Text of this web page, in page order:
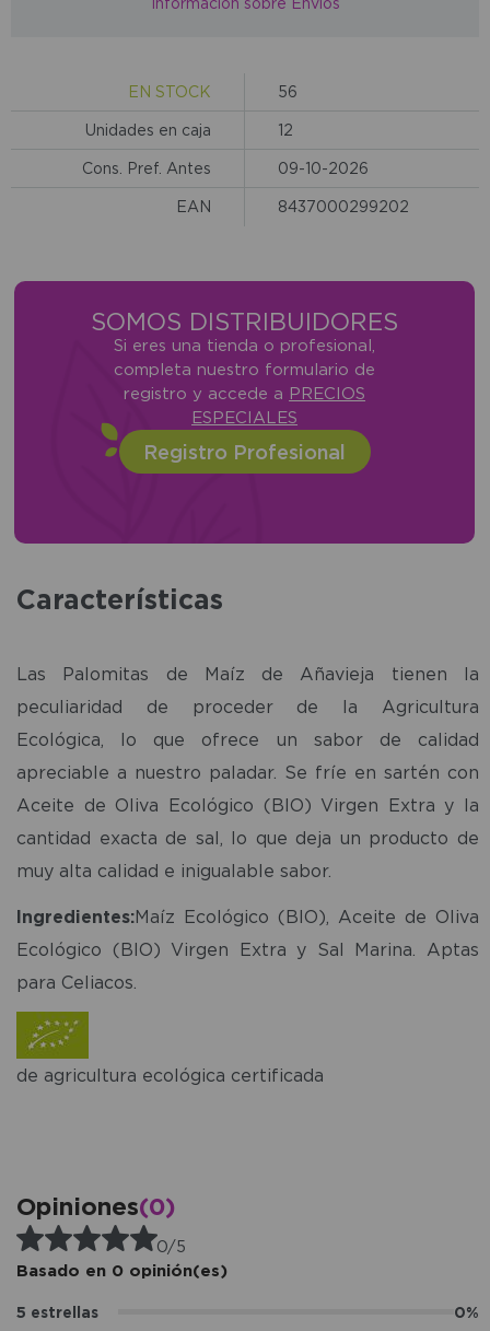
EN STOCK 56
Unidades en caja 12
Cons. Pref. Antes 09-10-2026
EAN 8437000299202
SOMOS DISTRIBUIDORES
Si eres una tienda o profesional,
completa nuestro formulario de
registro y accede a PRECIOS
ESPECIALES
Registro Profesional
Características
Las Palomitas de Maíz de Añavieja tienen la
peculiaridad de proceder de la Agricultura
Ecológica, lo que ofrece un sabor de calidad
apreciable a nuestro paladar. Se fríe en sartén con
Aceite de Oliva Ecológico (BIO) Virgen Extra y la
cantidad exacta de sal, lo que deja un producto de
muy alta calidad e inigualable sabor.
Ingredientes:Maíz Ecológico (BIO), Aceite de Oliva
Ecológico (BIO) Virgen Extra y Sal Marina. Aptas
para Celiacos.
de agricultura ecológica certificada
Opiniones(0)
0/5
Basado en 0 opinión(es)
5 estrellas 0%